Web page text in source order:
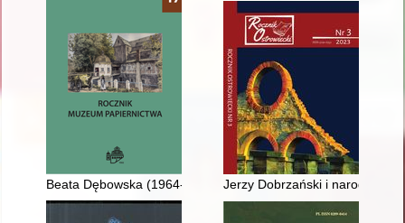
Beata Dębowska (1964-2023) Jerzy Dobrzański i narodziny